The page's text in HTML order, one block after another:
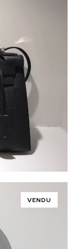
VENDU